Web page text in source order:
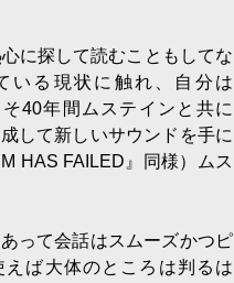
に探して読むこともしてな
いる現状に触れ、自分は
40年間ムステインと共に
して新しいサウンドを手に
HAS FAILED』同様）ムス
って会話はスムーズかつピ
ば大体のところは判るは